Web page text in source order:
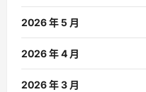
2026 年 5 月
2026 年 4 月
2026 年 3 月